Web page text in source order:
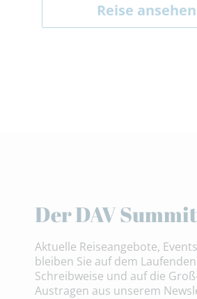
Reise ansehen
Der DAV
Aktuelle Reiseangebote,
bleiben Sie auf dem
Schreibweise und auf die
Austragen aus unserem